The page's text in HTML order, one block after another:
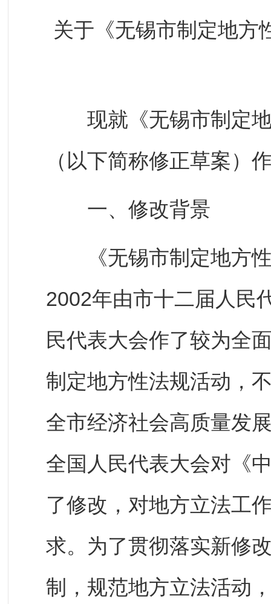
关于《无锡市制定地方
现就《无锡市制定地
（以下简称修正草案）
一、修改背景
《无锡市制定地方性
2002年由市十二届人民
民代表大会作了较为全
制定地方性法规活动，
全市经济社会高质量发
全国人民代表大会对《
了修改，对地方立法工
求。为了贯彻落实新修
制，规范地方立法活动